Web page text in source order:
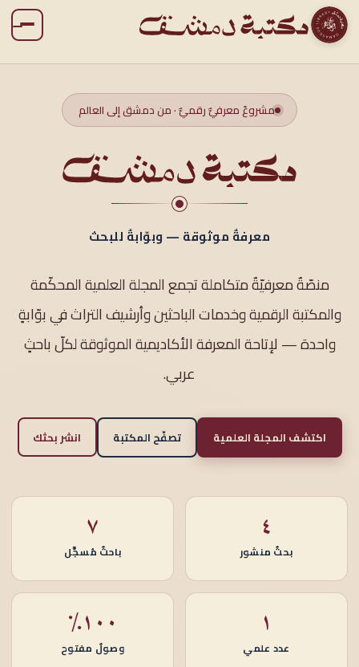
مشروعٌ معرفيٌّ رقميٌّ · من دمشق إلى العالم
معرفةٌ موثوقة — وبوّابةٌ للبحث
منصّةٌ معرفيّةٌ متكاملة تجمع المجلة العلمية المحكّمة
والمكتبة الرقمية وخدمات الباحثين وأرشيف التراث في بوّابةٍ
واحدة — لإتاحة المعرفة الأكاديمية الموثوقة لكلّ باحثٍ
عربي.
اكتشف المجلة العلمية تصفّح المكتبة انشر بحثك
٤
بحثٌ منشور
٧
باحثٌ مُسجَّل
١
عدد علمي
١٠٠٪
وصولٌ مفتوح